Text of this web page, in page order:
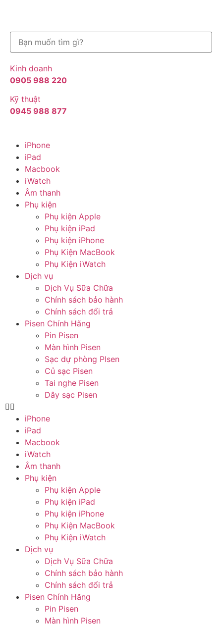
Kinh doanh
0905 988 220
Kỹ thuật
0945 988 877
iPhone
iPad
Macbook
iWatch
Âm thanh
Phụ kiện
Phụ kiện Apple
Phụ kiện iPad
Phụ kiện iPhone
Phụ Kiện MacBook
Phụ Kiện iWatch
Dịch vụ
Dịch Vụ Sữa Chữa
Chính sách bảo hành
Chính sách đổi trả
Pisen Chính Hãng
Pin Pisen
Màn hình Pisen
Sạc dự phòng PIsen
Củ sạc Pisen
Tai nghe Pisen
Dây sạc Pisen
iPhone
iPad
Macbook
iWatch
Âm thanh
Phụ kiện
Phụ kiện Apple
Phụ kiện iPad
Phụ kiện iPhone
Phụ Kiện MacBook
Phụ Kiện iWatch
Dịch vụ
Dịch Vụ Sữa Chữa
Chính sách bảo hành
Chính sách đổi trả
Pisen Chính Hãng
Pin Pisen
Màn hình Pisen